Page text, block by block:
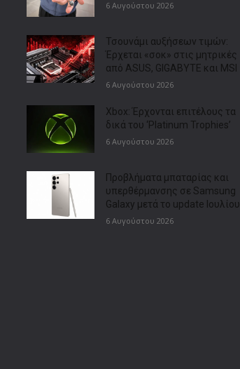
6 Αυγούστου 2026
Τσουνάμι αυξήσεων τιμών:
Έρχεται «σοκ» στις μητρικές
από ASUS, GIGABYTE και MSI
6 Αυγούστου 2026
Xbox: Έρχονται επιτέλους τα
δικά του ‘Platinum Trophies’
6 Αυγούστου 2026
Προβλήματα μπαταρίας και
υπερθέρμανσης σε Samsung
Galaxy μετά το update Ιουλίου
6 Αυγούστου 2026